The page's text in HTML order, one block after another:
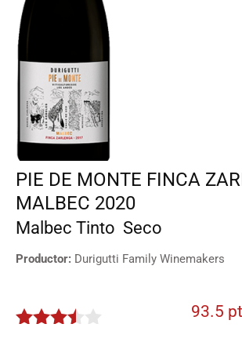
PIE DE MONTE FINCA
MALBEC 2020
Malbec Tinto Seco
Productor: Durigutti Family Winemakers
93.5